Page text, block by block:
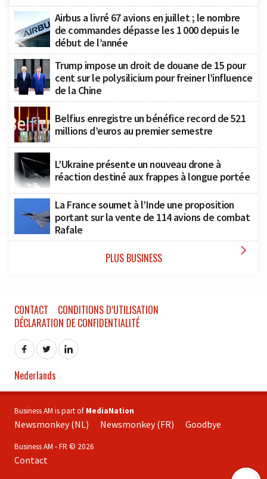
Airbus a livré 67 avions en juillet ; le nombre
de commandes dépasse les 1 000 depuis le
début de l’année
Trump impose un droit de douane de 15 pour
cent sur le polysilicium pour freiner l’influence
de la Chine
Belfius enregistre un bénéfice record de 521
millions d’euros au premier semestre
L’Ukraine présente un nouveau drone à
réaction destiné aux frappes à longue portée
La France soumet à l’Inde une proposition
portant sur la vente de 114 avions de combat
Rafale
PLUS BUSINESS 
CONTACT
CONDITIONS D’UTILISATION
DÉCLARATION DE CONFIDENTIALITÉ
Nederlands
Business AM is part of MediaNation
Newsmonkey (NL) Newsmonkey (FR) Goodbye
Business AM - FR © 2026
Contact